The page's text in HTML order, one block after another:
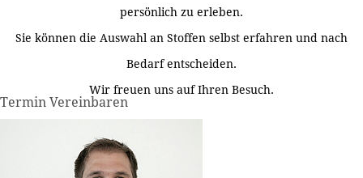
persönlich zu erleben.
Sie können die Auswahl an Stoffen selbst erfahren und nach
Bedarf entscheiden.
Wir freuen uns auf Ihren Besuch.
Termin Vereinbaren